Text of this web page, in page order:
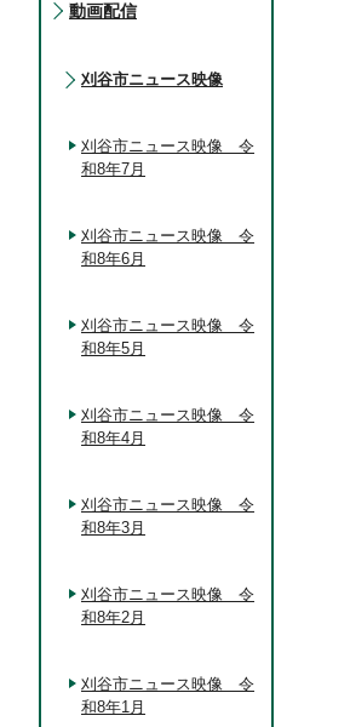
動画配信
刈谷市ニュース映像
刈谷市ニュース映像 令
和8年7月
刈谷市ニュース映像 令
和8年6月
刈谷市ニュース映像 令
和8年5月
刈谷市ニュース映像 令
和8年4月
刈谷市ニュース映像 令
和8年3月
刈谷市ニュース映像 令
和8年2月
刈谷市ニュース映像 令
和8年1月